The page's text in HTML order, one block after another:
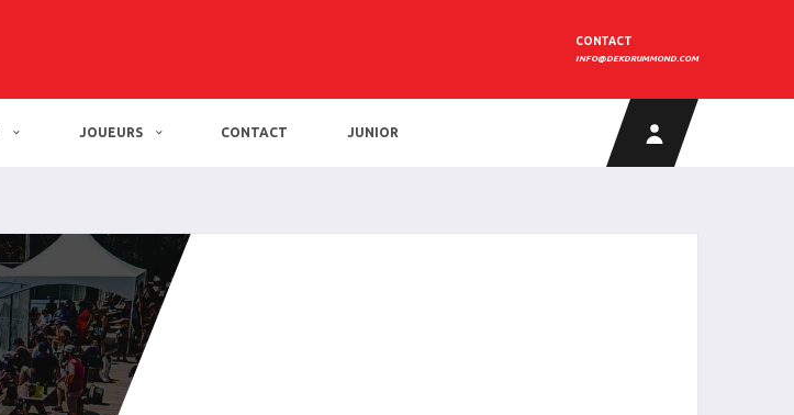
CONTACT
INFO@DEKDRUMMOND.COM
JOUEURS CONTACT JUNIOR